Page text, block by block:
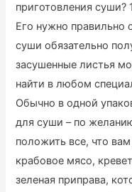
приготовления суши?
Его нужно правильно
суши обязательно
засушенные листья
найти в любом
Обычно в одной
для суши – по
положить все, что
крабовое мясо,
зеленая приправа,